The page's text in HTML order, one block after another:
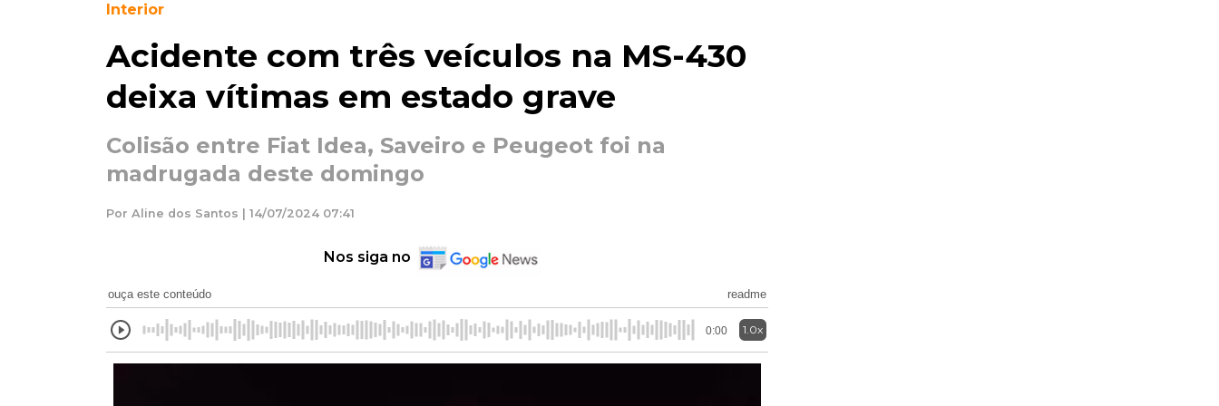
Interior
Acidente com três veículos na MS-430
deixa vítimas em estado grave
Colisão entre Fiat Idea, Saveiro e Peugeot foi na
madrugada deste domingo
Por Aline dos Santos | 14/07/2024 07:41
Nos siga no
ouça este conteúdo readme
0:00 1.0x